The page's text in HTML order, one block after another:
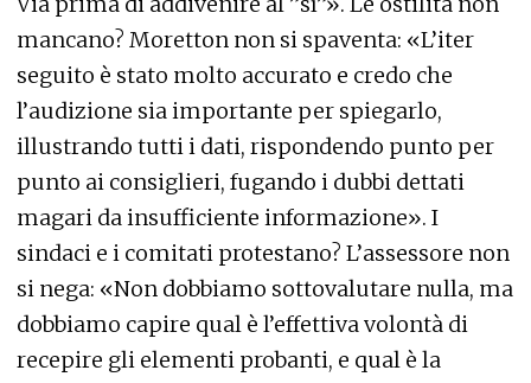
mancano? Moretton non si spaventa: «L’iter
seguito è stato molto accurato e credo che
l’audizione sia importante per spiegarlo,
illustrando tutti i dati, rispondendo punto per
punto ai consiglieri, fugando i dubbi dettati
magari da insufficiente informazione». I
sindaci e i comitati protestano? L’assessore non
si nega: «Non dobbiamo sottovalutare nulla, ma
dobbiamo capire qual è l’effettiva volontà di
recepire gli elementi probanti, e qual è la